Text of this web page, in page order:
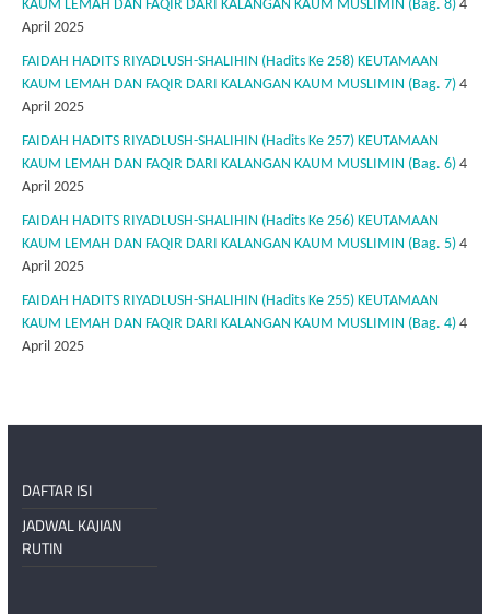
KAUM LEMAH DAN FAQIR DARI KALANGAN KAUM MUSLIMIN (Bag. 8) 4
April 2025
FAIDAH HADITS RIYADLUSH-SHALIHIN (Hadits Ke 258) KEUTAMAAN
KAUM LEMAH DAN FAQIR DARI KALANGAN KAUM MUSLIMIN (Bag. 7) 4
April 2025
FAIDAH HADITS RIYADLUSH-SHALIHIN (Hadits Ke 257) KEUTAMAAN
KAUM LEMAH DAN FAQIR DARI KALANGAN KAUM MUSLIMIN (Bag. 6) 4
April 2025
FAIDAH HADITS RIYADLUSH-SHALIHIN (Hadits Ke 256) KEUTAMAAN
KAUM LEMAH DAN FAQIR DARI KALANGAN KAUM MUSLIMIN (Bag. 5) 4
April 2025
FAIDAH HADITS RIYADLUSH-SHALIHIN (Hadits Ke 255) KEUTAMAAN
KAUM LEMAH DAN FAQIR DARI KALANGAN KAUM MUSLIMIN (Bag. 4) 4
April 2025
DAFTAR ISI
JADWAL KAJIAN
RUTIN